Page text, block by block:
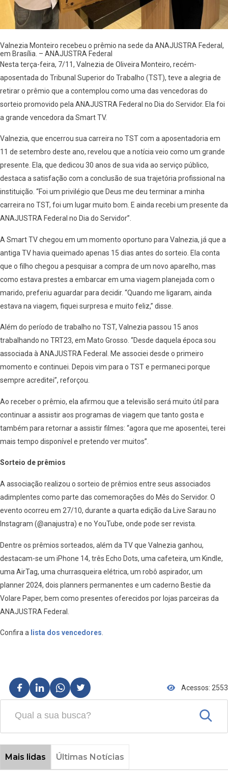
Valnezia Monteiro recebeu o prêmio na sede da ANAJUSTRA Federal,
em Brasília. – ANAJUSTRA Federal
Nesta terça-feira, 7/11, Valnezia de Oliveira Monteiro, recém-
aposentada do Tribunal Superior do Trabalho (TST), teve a alegria de
retirar o prêmio que a contemplou como uma das vencedoras do
sorteio promovido pela ANAJUSTRA Federal no Dia do Servidor. Ela foi
a grande vencedora da Smart TV.
Valnezia, que encerrou sua carreira no TST com a aposentadoria em
11 de setembro deste ano, revelou que a notícia veio como um grande
presente. Ela, que dedicou 30 anos de sua vida ao serviço público,
destaca a satisfação com a conclusão de sua trajetória profissional na
instituição. “Foi um privilégio que Deus me deu terminar a minha
carreira no TST, foi um lugar muito bom. E ainda recebi um presente da
ANAJUSTRA Federal no Dia do Servidor”.
A Smart TV chegou em um momento oportuno para Valnezia, já que a
antiga TV havia queimado apenas 15 dias antes do sorteio. Ela conta
que o filho chegou a pesquisar a compra de um novo aparelho, mas
como estava prestes a embarcar em uma viagem planejada com o
marido, preferiu aguardar para decidir. “Quando me ligaram, ainda
estava na viagem, fiquei surpresa e muito feliz,” disse.
Além do período de trabalho no TST, Valnezia passou 15 anos
trabalhando no TRT23, em Mato Grosso. “Desde daquela época sou
associada à ANAJUSTRA Federal. Me associei desde o primeiro
momento e continuei. Depois vim para o TST e permaneci porque
sempre acreditei”, reforçou.
Ao receber o prêmio, ela afirmou que a televisão será muito útil para
continuar a assistir aos programas de viagem que tanto gosta e
também para retornar a assistir filmes: “agora que me aposentei, terei
mais tempo disponível e pretendo ver muitos”.
Sorteio de prêmios
A associação realizou o sorteio de prêmios entre seus associados
adimplentes como parte das comemorações do Mês do Servidor. O
evento ocorreu em 27/10, durante a quarta edição da Live Sarau no
Instagram (@anajustra) e no YouTube, onde pode ser revista.
Dentre os prêmios sorteados, além da TV que Valnezia ganhou,
destacam-se um iPhone 14, três Echo Dots, uma cafeteira, um Kindle,
uma AirTag, uma churrasqueira elétrica, um robô aspirador, um
planner 2024, dois planners permanentes e um caderno Bestie da
Volare Paper, bem como presentes oferecidos por lojas parceiras da
ANAJUSTRA Federal.
Confira a lista dos vencedores
Acessos: 2553
Mais lidas Últimas Notícias